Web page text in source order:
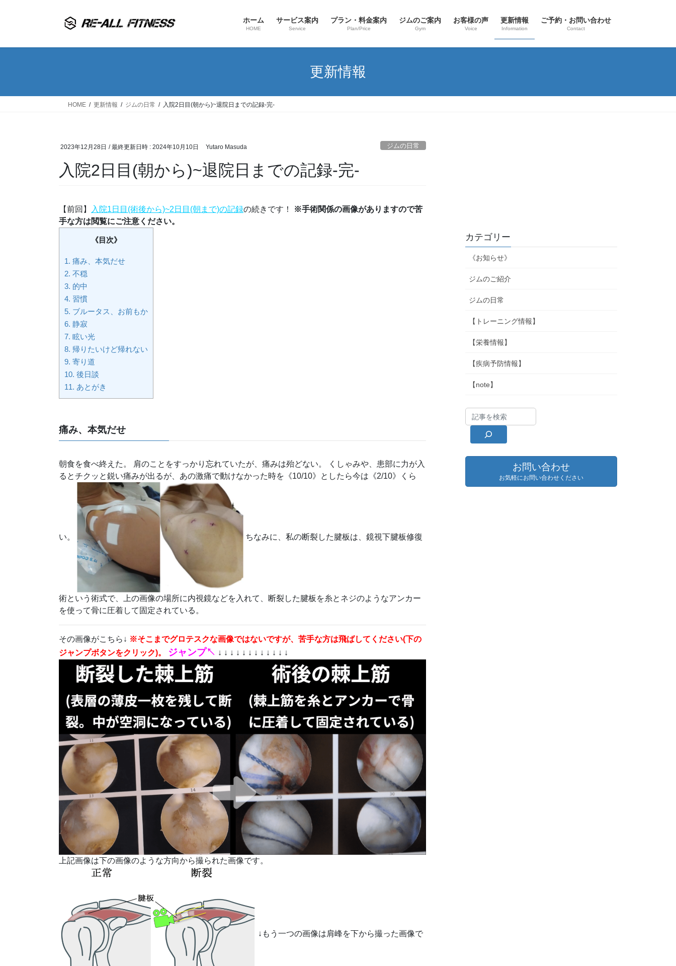
ホーム
HOME
サービス案内
Service
プラン・料金案内
Plan/Price
ジムのご案内
Gym
お客様の声
Voice
更新情報
Information
ご予約・お問い合わせ
Contact
更新情報
HOME 更新情報 ジムの日常 入院2日目(朝から)~退院日までの記録-完-
2023年12月28日 / 最終更新日時 : 2024年10月10日 Yutaro Masuda ジムの日常
入院2日目(朝から)~退院日までの記録-完-
【前回】 入院1日目(術後から)~2日目(朝まで)の記録の続きです！
※手術関係の画像がありますので苦
手な方は閲覧にご注意ください。
《目次》
1. 痛み、本気だせ
2. 不穏
3. 的中
4. 習慣
5. ブルータス、お前もか
6. 静寂
7. 眩い光
8. 帰りたいけど帰れない
9. 寄り道
10. 後日談
11. あとがき
痛み、本気だせ
朝食を食べ終えた。 肩のことをすっかり忘れていたが、痛みは殆どない。 くしゃみや、患部に力が入
るとチクッと鋭い痛みが出るが、あの激痛で動けなかった時を《10/10》としたら今は《2/10》くら
い。 ちなみに、私の断裂した腱板は、鏡視下腱板修復
術という術式で、上の画像の場所に内視鏡などを入れて、断裂した腱板を糸とネジのようなアンカー
を使って骨に圧着して固定されている。
その画像がこちら↓ ※そこまでグロテスクな画像ではないですが、苦手な方は飛ばしてください(下の
ジャンプボタンをクリック)。
ジャンプ↖ ↓ ↓ ↓ ↓ ↓ ↓ ↓ ↓ ↓ ↓ ↓ ↓
上記画像は下の画像のような方向から撮られた画像です。
↓もう一つの画像は肩峰を下から撮った画像で
カテゴリー
《お知らせ》
ジムのご紹介
ジムの日常
【トレーニング情報】
【栄養情報】
【疾病予防情報】
【note】
お問い合わせ
お気軽にお問い合わせください